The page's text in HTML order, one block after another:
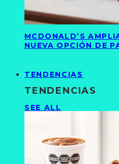
MCDONALD’S
NUEVA OPCIÓN DE
TENDENCIAS
TENDENCIAS
SEE ALL